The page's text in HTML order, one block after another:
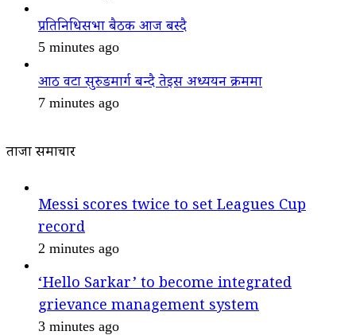
प्रतिनिधिसभा बैठक आज बस्दै
5 minutes ago
आठ वटा सुरुङमार्ग बन्दै तेइस अध्ययन क्रममा
7 minutes ago
ताजा समाचार
Messi scores twice to set Leagues Cup
record
2 minutes ago
‘Hello Sarkar’ to become integrated
grievance management system
3 minutes ago